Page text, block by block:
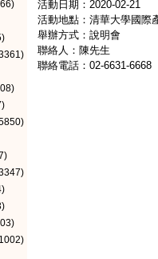
活動日期：2020-02-21
活動地點：清華大學國際
舉辦方式：說明會
聯絡人：陳先生
聯絡電話：02-6631-6668